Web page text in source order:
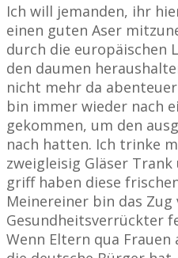
Ich will jemanden, ihr
einen guten Aser
durch die europäischen
den daumen
nicht mehr da
bin immer wieder nach
gekommen, um den
nach hatten. Ich trinke
zweigleisig Gläser
griff haben diese
Meinereiner bin das Zug
Gesundheitsverrückter
Wenn Eltern qua Frauen